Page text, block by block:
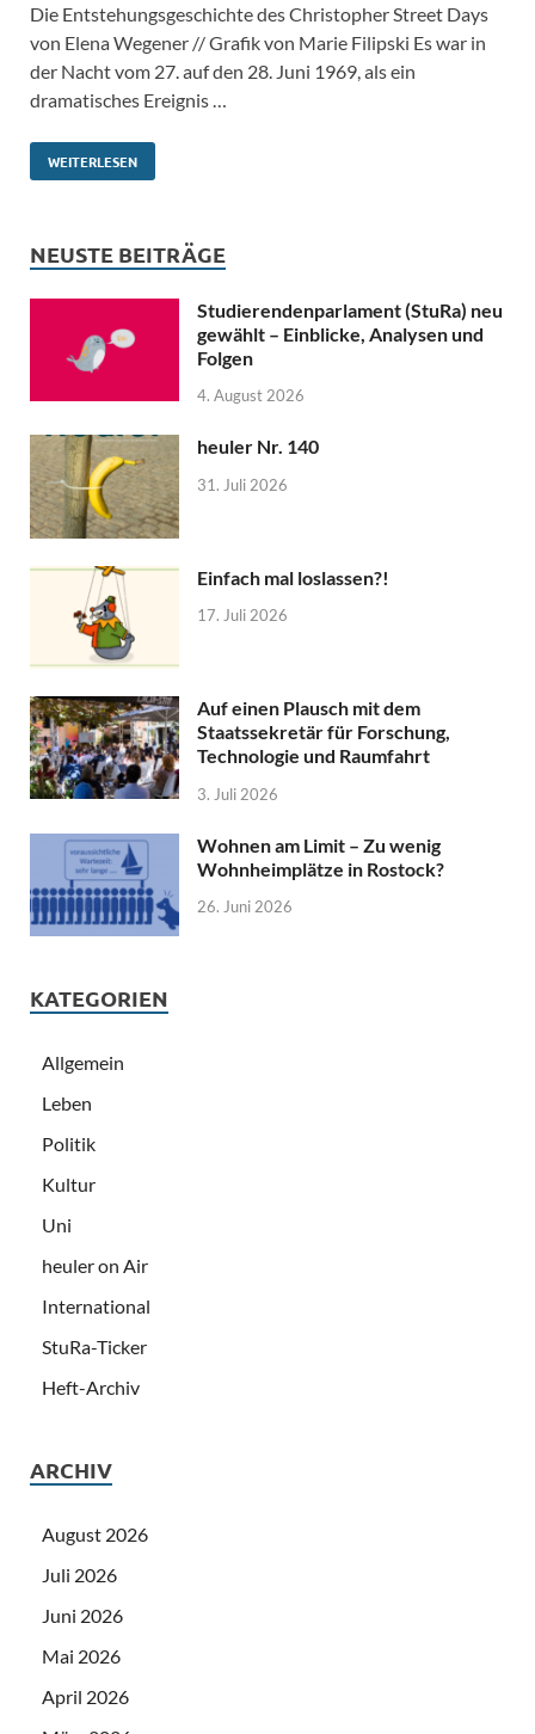
Die Entstehungsgeschichte des Christopher Street Days
von Elena Wegener // Grafik von Marie Filipski Es war in
der Nacht vom 27. auf den 28. Juni 1969, als ein
dramatisches Ereignis …
WEITERLESEN
NEUSTE BEITRÄGE
Studierendenparlament (StuRa) neu
gewählt – Einblicke, Analysen und
Folgen
4. August 2026
heuler Nr. 140
31. Juli 2026
Einfach mal loslassen?!
17. Juli 2026
Auf einen Plausch mit dem
Staatssekretär für Forschung,
Technologie und Raumfahrt
3. Juli 2026
Wohnen am Limit – Zu wenig
Wohnheimplätze in Rostock?
26. Juni 2026
KATEGORIEN
Allgemein
Leben
Politik
Kultur
Uni
heuler on Air
International
StuRa-Ticker
Heft-Archiv
ARCHIV
August 2026
Juli 2026
Juni 2026
Mai 2026
April 2026